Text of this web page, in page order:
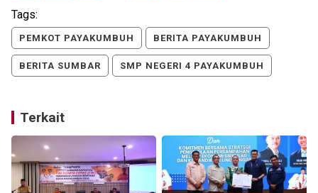
Tags:
PEMKOT PAYAKUMBUH BERITA PAYAKUMBUH
BERITA SUMBAR SMP NEGERI 4 PAYAKUMBUH
Terkait